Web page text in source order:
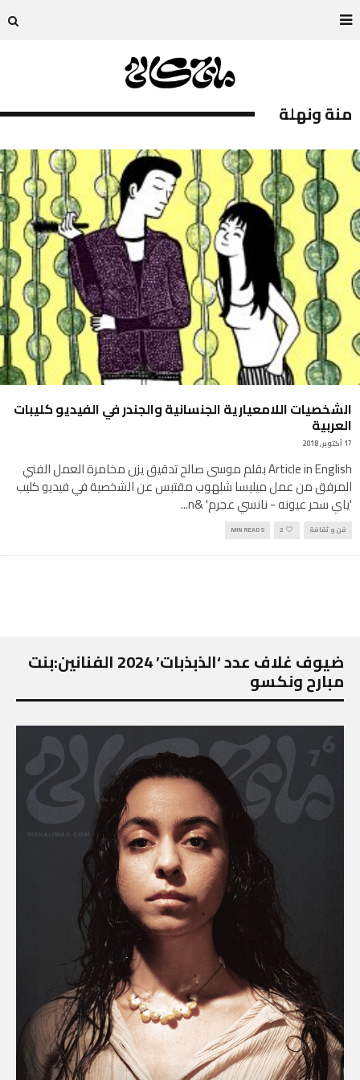
منة ونهلة
الشخصيات اللامعيارية الجنسانية والجندر في الفيديو كليبات
العربية
17 أكتوبر, 2018
Article in English بقلم موسى صالح تدقيق يزن مخامرة العمل الفني
المرفق من عمل ميليسا شلهوب مقتبس عن الشخصية في فيديو كليب
'ياي سحر عيونه - نانسي عجرم' &n ...
فن و ثقافة 2
5 MIN READ
ضيوف غلاف عدد ‘الذبذبات’ 2024 الفنانين:بنت
مبارح ونكسو